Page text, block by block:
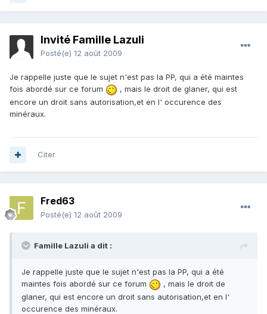
Invité Famille Lazuli
Posté(e) 12 août 2009
Je rappelle juste que le sujet n'est pas la PP, qui a été maintes
fois abordé sur ce forum
, mais le droit de glaner, qui est
encore un droit sans autorisation,et en l' occurence des
minéraux.
Citer
Fred63
Posté(e) 12 août 2009
Famille Lazuli a dit :
Je rappelle juste que le sujet n'est pas la PP, qui a été
maintes fois abordé sur ce forum
, mais le droit de
glaner, qui est encore un droit sans autorisation,et en l'
occurence des minéraux.